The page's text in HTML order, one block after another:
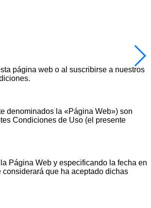
página web o al suscribirse a nuestros
denominados la «Página Web») son
Condiciones de Uso (el presente
Página Web y especificando la fecha en
que ha aceptado dichas